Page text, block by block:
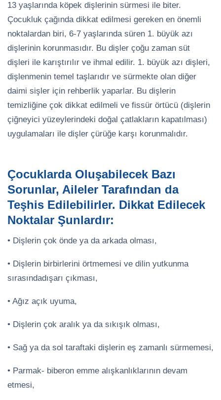
13 yaşlarında köpek dişlerinin sürmesi ile biter.
Çocukluk çağında dikkat edilmesi gereken en önemli
noktalardan biri, 6-7 yaşlarında süren 1. büyük azı
dişlerinin korunmasıdır. Bu dişler çoğu zaman süt
dişleri ile karıştırılır ve ihmal edilir. 1. büyük azı dişleri,
dişlenmenin temel taşlarıdır ve sürmekte olan diğer
daimi sişler için rehberlik yaparlar. Bu dişlerin
temizliğine çok dikkat edilmeli ve fissür örtücü (dişlerin
çiğneyici yüzeylerindeki doğal çatlakların kapatılması)
uygulamaları ile dişler çürüğe karşı korunmalıdır.
Çocuklarda Oluşabilecek Bazı
Sorunlar, Aileler Tarafından da
Teşhis Edilebilirler. Dikkat Edilecek
Noktalar Şunlardır:
• Dişlerin çok önde ya da arkada olması,
• Dişlerin birbirlerini örtmemesi ve dilin yutkunma
sırasındadışarı çıkması,
• Ağız açık uyuma,
• Dişlerin çok aralık ya da sıkışık olması,
• Sağ ya da sol taraftaki dişlerin eş zamanlı sürmemesi,
• Parmak- biberon emme alışkanlıklarının devam
etmesi,